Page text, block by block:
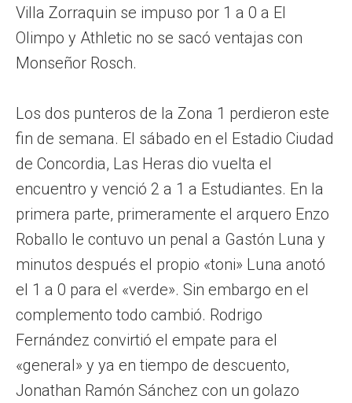
Villa Zorraquin se impuso por 1 a 0 a El
Olimpo y Athletic no se sacó ventajas con
Monseñor Rosch.
Los dos punteros de la Zona 1 perdieron este
fin de semana. El sábado en el Estadio Ciudad
de Concordia, Las Heras dio vuelta el
encuentro y venció 2 a 1 a Estudiantes. En la
primera parte, primeramente el arquero Enzo
Roballo le contuvo un penal a Gastón Luna y
minutos después el propio «toni» Luna anotó
el 1 a 0 para el «verde». Sin embargo en el
complemento todo cambió. Rodrigo
Fernández convirtió el empate para el
«general» y ya en tiempo de descuento,
Jonathan Ramón Sánchez con un golazo